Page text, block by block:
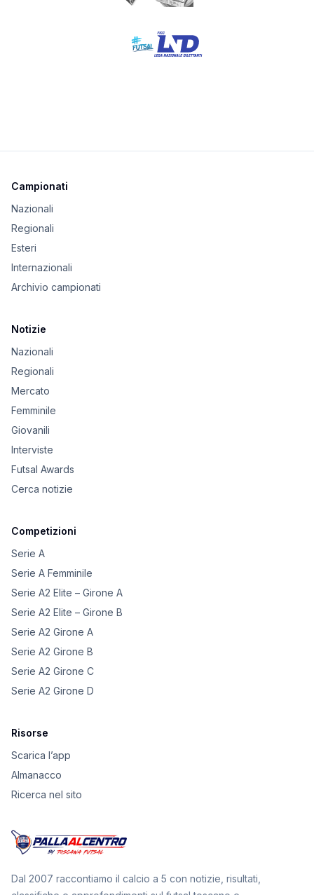
Campionati
Nazionali
Regionali
Esteri
Internazionali
Archivio campionati
Notizie
Nazionali
Regionali
Mercato
Femminile
Giovanili
Interviste
Futsal Awards
Cerca notizie
Competizioni
Serie A
Serie A Femminile
Serie A2 Elite – Girone A
Serie A2 Elite – Girone B
Serie A2 Girone A
Serie A2 Girone B
Serie A2 Girone C
Serie A2 Girone D
Risorse
Scarica l’app
Almanacco
Ricerca nel sito
Dal 2007 raccontiamo il calcio a 5 con notizie, risultati,